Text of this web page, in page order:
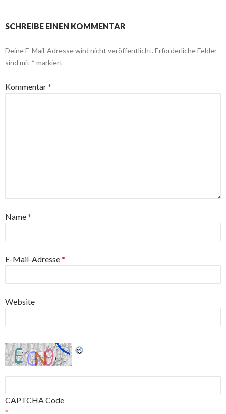
SCHREIBE EINEN KOMMENTAR
Deine E-Mail-Adresse wird nicht veröffentlicht. Erforderliche Felder
sind mit * markiert
Kommentar*
Name*
E-Mail-Adresse*
Website
CAPTCHA Code